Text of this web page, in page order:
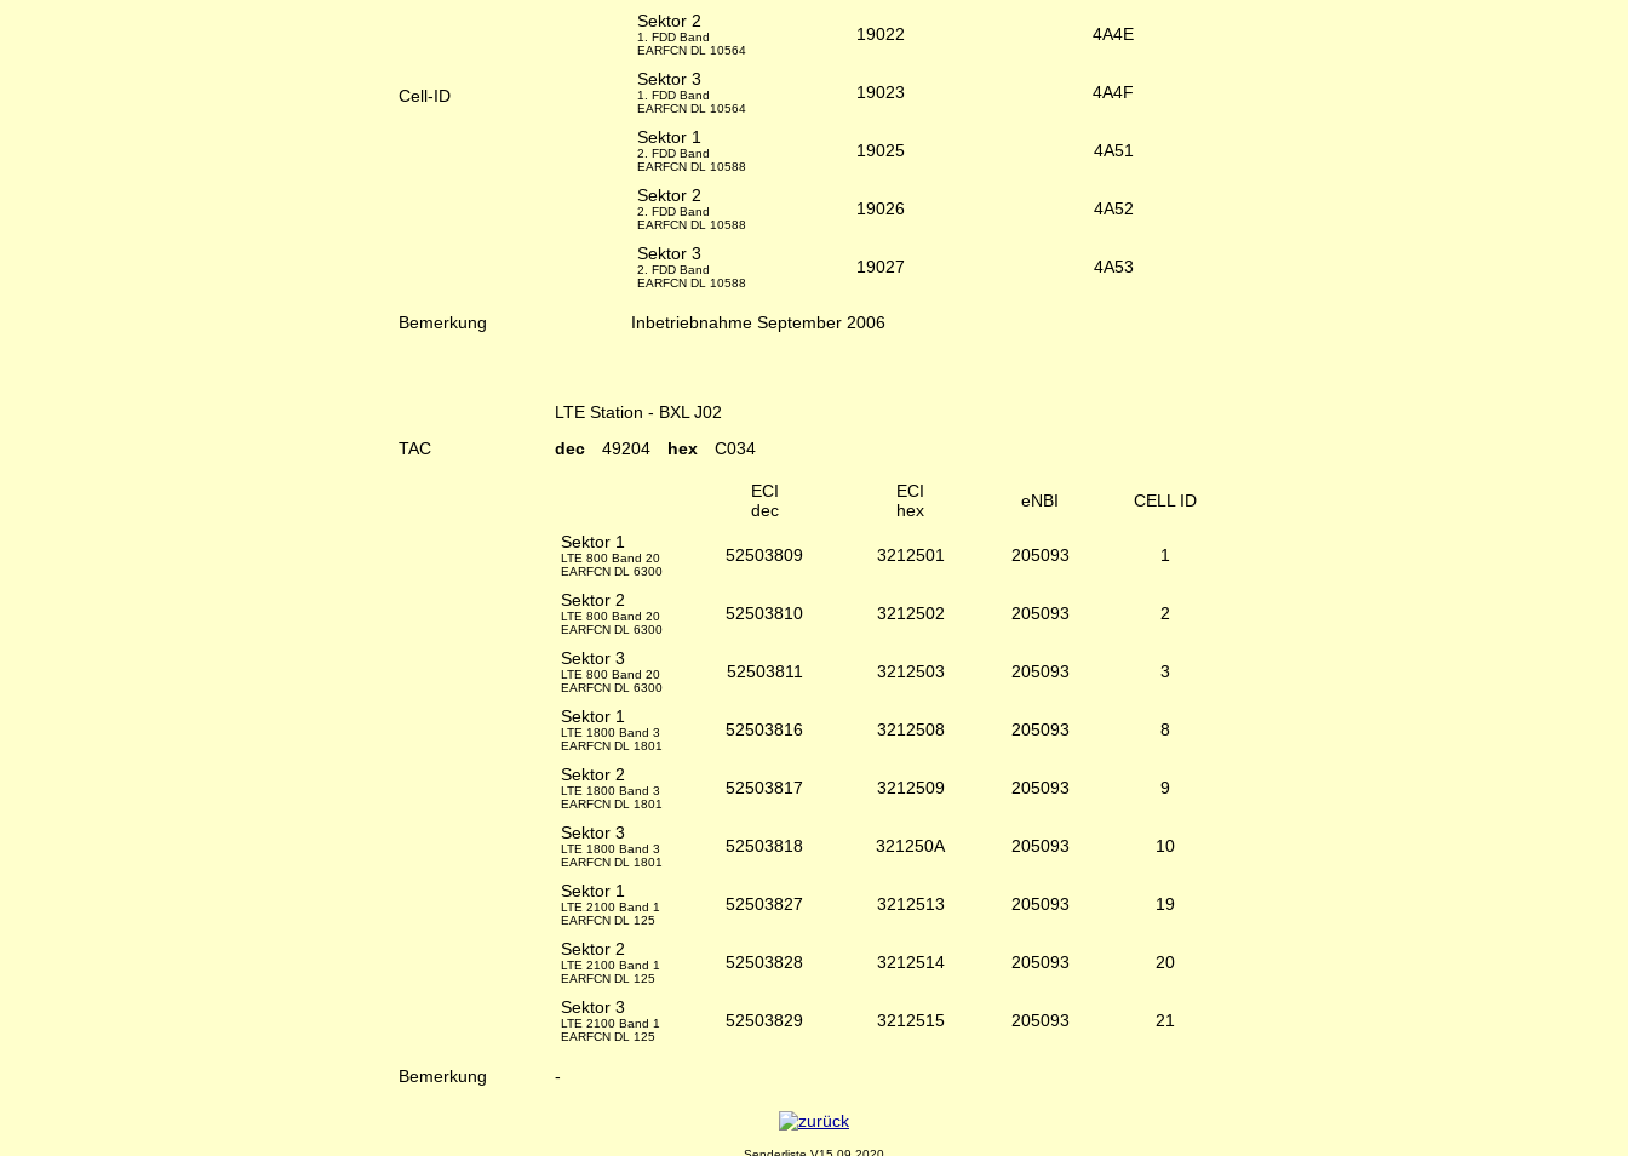
Cell-ID
Sektor 2
1. FDD Band
EARFCN DL 10564
19022 4A4E
Sektor 3
1. FDD Band
EARFCN DL 10564
19023 4A4F
Sektor 1
2. FDD Band
EARFCN DL 10588
19025 4A51
Sektor 2
2. FDD Band
EARFCN DL 10588
19026 4A52
Sektor 3
2. FDD Band
EARFCN DL 10588
19027 4A53
Bemerkung Inbetriebnahme September 2006
LTE Station - BXL J02
TAC
dec 49204 hex C034
ECI
dec
ECI
hex
eNBI CELL ID
Sektor 1
LTE 800 Band 20
EARFCN DL 6300
52503809 3212501 205093 1
Sektor 2
LTE 800 Band 20
EARFCN DL 6300
52503810 3212502 205093 2
Sektor 3
LTE 800 Band 20
EARFCN DL 6300
52503811 3212503 205093 3
Sektor 1
LTE 1800 Band 3
EARFCN DL 1801
52503816 3212508 205093 8
Sektor 2
LTE 1800 Band 3
EARFCN DL 1801
52503817 3212509 205093 9
Sektor 3
LTE 1800 Band 3
EARFCN DL 1801
52503818 321250A 205093 10
Sektor 1
LTE 2100 Band 1
EARFCN DL 125
52503827 3212513 205093 19
Sektor 2
LTE 2100 Band 1
EARFCN DL 125
52503828 3212514 205093 20
Sektor 3
LTE 2100 Band 1
EARFCN DL 125
52503829 3212515 205093 21
Bemerkung -